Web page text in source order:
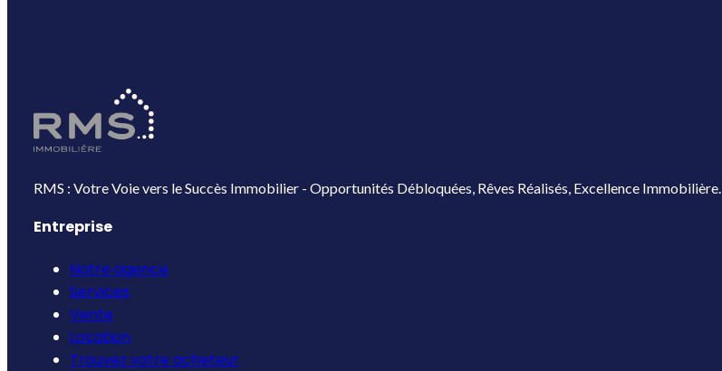
RMS : Votre Voie vers le Succès Immobilier - Opportunités Débloquées, Rêves Réalisés, Excellence Immobilière.
Entreprise
Notre agence
Services
Vente
Location
Trouvez votre acheteur